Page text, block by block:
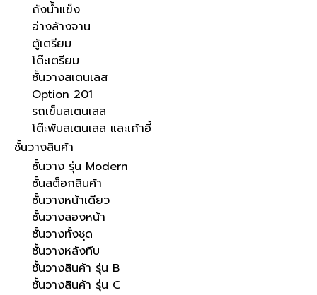
ถังน้ำแข็ง
อ่างล้างจาน
ตู้เตรียม
โต๊ะเตรียม
ชั้นวางสเตนเลส
Option 201
รถเข็นสเตนเลส
โต๊ะพับสเตนเลส และเก้าอี้
ชั้นวางสินค้า
ชั้นวาง รุ่น Modern
ชั้นสต็อกสินค้า
ชั้นวางหน้าเดียว
ชั้นวางสองหน้า
ชั้นวางทั้งชุด
ชั้นวางหลังทึบ
ชั้นวางสินค้า รุ่น B
ชั้นวางสินค้า รุ่น C